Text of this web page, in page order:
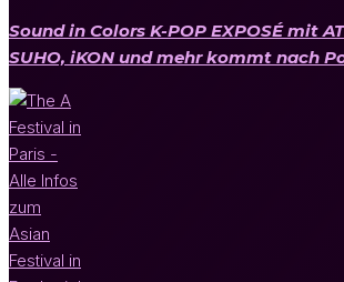
Sound in Colors K-POP EXPOSÉ mit
SUHO, iKON und mehr kommt nach